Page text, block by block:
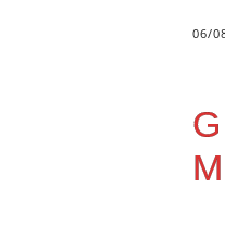
06/